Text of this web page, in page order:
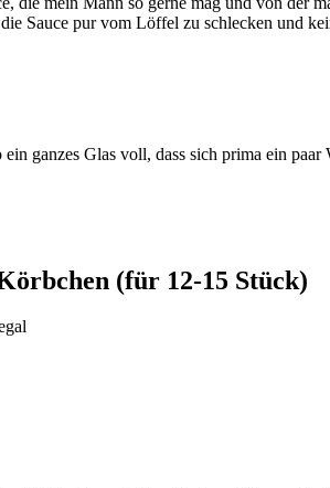
Sauce pur vom Löffel zu schlecken und
ganzes Glas voll, dass sich prima ein
(für 12-15 Stück)